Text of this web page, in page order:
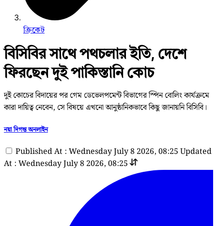
ক্রিকেট
বিসিবির সাথে পথচলার ইতি, দেশে
ফিরছেন দুই পাকিস্তানি কোচ
দুই কোচের বিদায়ের পর গেম ডেভেলপমেন্ট বিভাগের স্পিন বোলিং কার্যক্রমে
কারা দায়িত্ব নেবেন, সে বিষয়ে এখনো আনুষ্ঠানিকভাবে কিছু জানায়নি বিসিবি।
নয়া দিগন্ত অনলাইন
Published At : Wednesday July 8 2026, 08:25 Updated
At : Wednesday July 8 2026, 08:25